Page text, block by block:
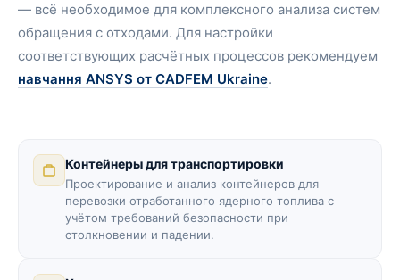
— всё необходимое для комплексного анализа систем
обращения с отходами. Для настройки
соответствующих расчётных процессов рекомендуем
навчання ANSYS от CADFEM Ukraine.
Контейнеры для транспортировки
Проектирование и анализ контейнеров для
перевозки отработанного ядерного топлива с
учётом требований безопасности при
столкновении и падении.